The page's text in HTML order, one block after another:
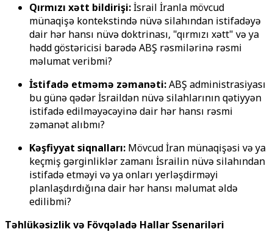
Qırmızı xətt bildirişi:İsrail İranla mövcud
münaqişə kontekstində nüvə silahından istifadəyə
dair hər hansı nüvə doktrinası, "qırmızı xətt" və ya
hədd göstəricisi barədə ABŞ rəsmilərinə rəsmi
məlumat veribmi?
İstifadə etməmə zəmanəti:ABŞ administrasiyası
bu günə qədər İsraildən nüvə silahlarının qətiyyən
istifadə edilməyəcəyinə dair hər hansı rəsmi
zəmanət alıbmı?
Kəşfiyyat siqnalları: Mövcud İran münaqişəsi və ya
keçmiş gərginliklər zamanı İsrailin nüvə silahından
istifadə etməyi və ya onları yerləşdirməyi
planlaşdırdığına dair hər hansı məlumat əldə
edilibmi?
Təhlükəsizlik və Fövqəladə Hallar Ssenariləri